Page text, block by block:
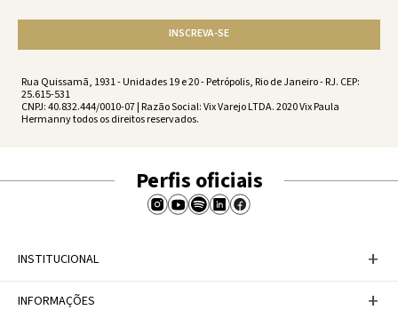
INSCREVA-SE
Rua Quissamã, 1931 - Unidades 19 e 20 - Petrópolis, Rio de Janeiro - RJ. CEP:
25.615-531
CNPJ: 40.832.444/0010-07 | Razão Social: Vix Varejo LTDA. 2020 Vix Paula
Hermanny todos os direitos reservados.
Perfis oficiais
INSTITUCIONAL +
A Marca
INFORMAÇÕES +